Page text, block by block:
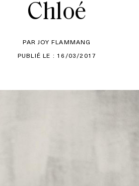
Chloé
PAR JOY FLAMMANG
PUBLIÉ LE : 16/03/2017